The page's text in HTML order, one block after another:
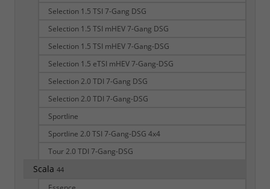
Selection 1.5 TSI 7-Gang DSG
Selection 1.5 TSI mHEV 7-Gang DSG
Selection 1.5 TSI mHEV 7-Gang-DSG
Selection 1.5 eTSI mHEV 7-Gang-DSG
Selection 2.0 TDI 7-Gang DSG
Selection 2.0 TDI 7-Gang-DSG
Sportline
Sportline 2.0 TSI 7-Gang-DSG 4x4
Tour 2.0 TDI 7-Gang-DSG
Scala 44